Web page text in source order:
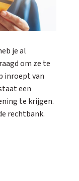
je al
om ze te
inroept van
een
te krijgen.
rechtbank.